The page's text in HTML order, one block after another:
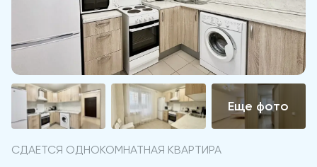
СДАЕТСЯ ОДНОКОМНАТНАЯ КВАРТИРА